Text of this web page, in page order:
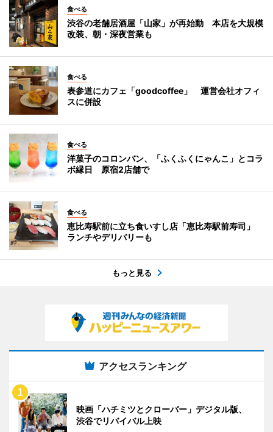
食べる
渋谷の老舗居酒屋「山家」が再始動 本店を大規模
改装、朝・深夜営業も
食べる
表参道にカフェ「goodcoffee」 運営会社オフィ
スに併設
食べる
洋菓子のコロンバン、「ふくふくにゃんこ」とコラ
ボ縁日 原宿2店舗で
食べる
恵比寿駅前に立ち食いすし店「恵比寿駅前寿司」
ランチやデリバリーも
もっと見る
アクセスランキング
映画「ハチミツとクローバー」デジタル版、
渋谷でリバイバル上映